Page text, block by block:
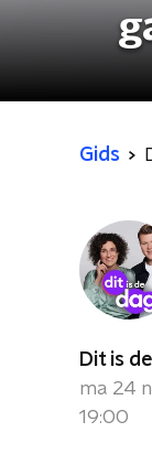
Gids
Dit is
ma 24
19:00